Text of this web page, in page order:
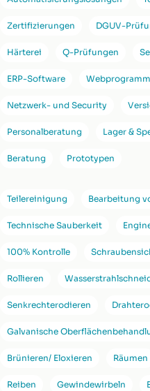
Zertifizierungen DGUV-
Härterei Q-Prüfungen
ERP-Software
Netzwerk- und Security
Personalberatung Lager &
Beratung Prototypen
Teilereinigung Bearbeitung
Technische Sauberkeit
100% Kontrolle
Rollieren
Senkrechterodieren
Galvanische
Brünieren/ Eloxieren Räumen
Reiben Gewindewirbeln